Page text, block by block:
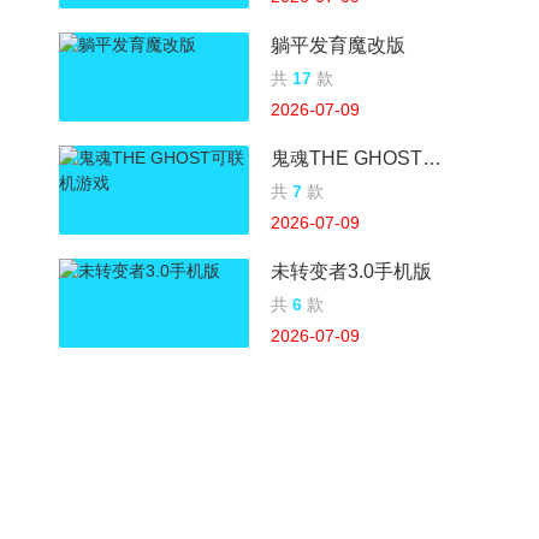
躺平发育魔改版
共 17 款
2026-07-09
鬼魂THE GHOST可联机游戏
共 7 款
2026-07-09
未转变者3.0手机版
共 6 款
2026-07-09